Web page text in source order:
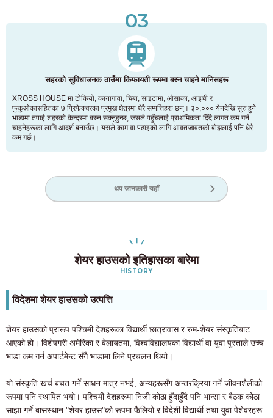
03
सहरको सुविधाजनक ठाउँमा किफायती रूपमा बस्न चाहने मानिसहरू
XROSS HOUSE मा टोकियो, कानागावा, चिबा, साइटामा, ओसाका, आइची र
फुकुओकासहितका ७ प्रिफेक्चरका प्रमुख क्षेत्रमा धेरै सम्पत्तिहरू छन्। ३०,००० येनदेखि सुरु हुने
भाडामा तपाईं शहरको केन्द्रमा बस्न सक्नुहुन्छ, जसले पहुँचलाई प्राथमिकता दिँदै लागत कम गर्न
चाहनेहरूका लागि आदर्श बनाउँछ। यसले काम वा पढाइको लागि आवतजावतको बोझलाई पनि धेरै
कम गर्छ।
थप जानकारी यहाँ
शेयर हाउसको इतिहासका बारेमा
HISTORY
विदेशमा शेयर हाउसको उत्पत्ति
शेयर हाउसको प्रारूप पश्चिमी देशहरूका विद्यार्थी छात्रावास र रुम-शेयर संस्कृतिबाट
आएको हो। विशेषगरी अमेरिका र बेलायतमा, विश्वविद्यालयका विद्यार्थी वा युवा पुस्ताले उच्च
भाडा कम गर्न अपार्टमेन्ट सँगै भाडामा लिने प्रचलन थियो।
यो संस्कृति खर्च बचत गर्ने साधन मात्र नभई, अन्यहरूसँग अन्तरक्रिया गर्ने जीवनशैलीको
रूपमा पनि स्थापित भयो। पश्चिमी देशहरूमा निजी कोठा हुँदाहुँदै पनि भान्सा र बैठक कोठा
साझा गर्ने बासस्थान "शेयर हाउस"को रूपमा फैलियो र विदेशी विद्यार्थी तथा युवा पेशेवरहरू